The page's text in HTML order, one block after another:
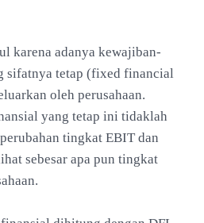
karena adanya kewajiban-
sifatnya tetap (fixed financial
oleh perusahaan.
yang tetap ini tidaklah
tingkat EBIT dan
sebesar apa pun tingkat